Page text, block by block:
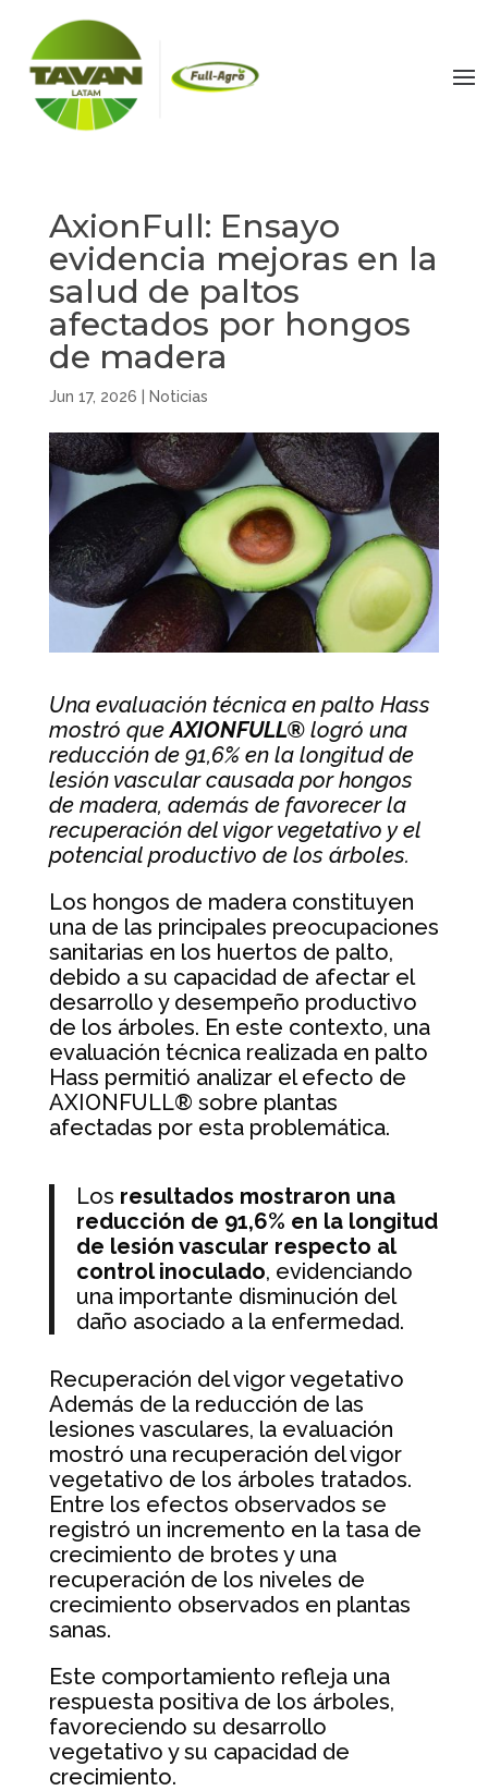
AxionFull: Ensayo
evidencia mejoras en la
salud de paltos
afectados por hongos
de madera
Jun 17, 2026 Noticias
Una evaluación técnica en palto Hass
mostró queAXIONFULL®logró una
reducción de 91,6% en la longitud de
lesión vascular causada por hongos
de madera, además de favorecer la
recuperación del vigor vegetativo y el
potencial productivo de los árboles.
Los hongos de madera constituyen
una de las principales preocupaciones
sanitarias en los huertos de palto,
debido a su capacidad de afectar el
desarrollo y desempeño productivo
de los árboles. En este contexto, una
evaluación técnica realizada en palto
Hass permitió analizar el efecto de
AXIONFULL® sobre plantas
afectadas por esta problemática.
Los resultados mostraron una
reducción de 91,6% en la longitud
de lesión vascular respecto al
control inoculado, evidenciando
una importante disminución del
daño asociado a la enfermedad.
Recuperación del vigor vegetativo
Además de la reducción de las
lesiones vasculares, la evaluación
mostró una recuperación del vigor
vegetativo de los árboles tratados.
Entre los efectos observados se
registró un incremento en la tasa de
crecimiento de brotes y una
recuperación de los niveles de
crecimiento observados en plantas
sanas.
Este comportamiento refleja una
respuesta positiva de los árboles,
favoreciendo su desarrollo
vegetativo y su capacidad de
crecimiento.